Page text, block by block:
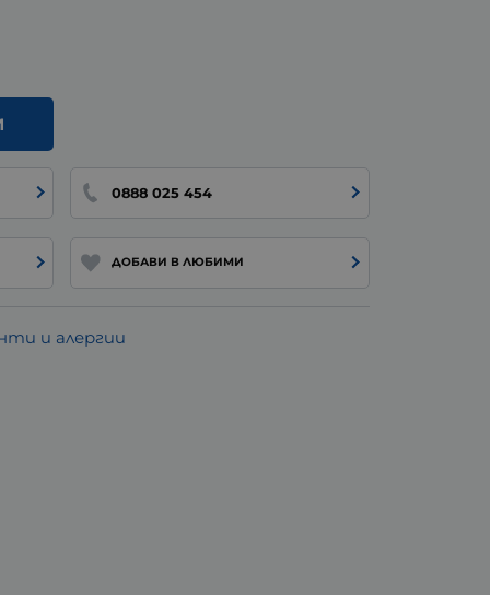
0888 025 454
ДОБАВИ В ЛЮБИМИ
и алергии